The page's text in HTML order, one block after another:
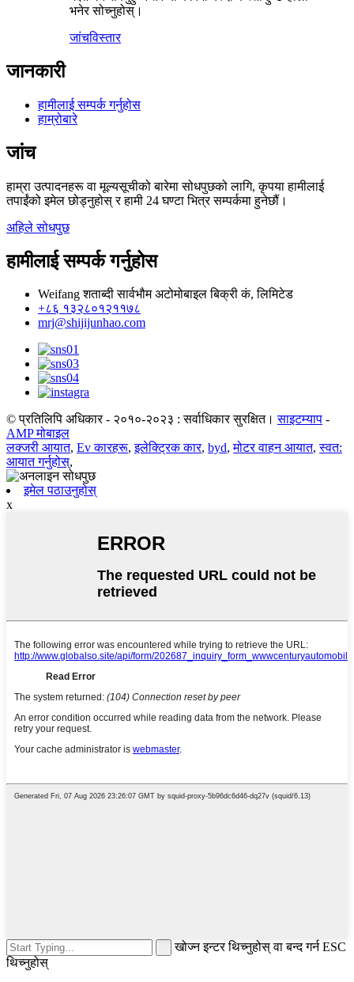
भनेर सोच्नुहोस्।
जांचविस्तार
जानकारी
हामीलाई सम्पर्क गर्नुहोस
हाम्रोबारे
जांच
हाम्रा उत्पादनहरू वा मूल्यसूचीको बारेमा सोधपुछको लागि, कृपया हामीलाई
तपाईंको इमेल छोड्नुहोस् र हामी 24 घण्टा भित्र सम्पर्कमा हुनेछौं।
अहिले सोधपुछ
हामीलाई सम्पर्क गर्नुहोस
Weifang शताब्दी सार्वभौम अटोमोबाइल बिक्री कं, लिमिटेड
+८६ १३२८०१२११७८
mrj@shijijunhao.com
© प्रतिलिपि अधिकार - २०१०-२०२३ : सर्वाधिकार सुरक्षित। साइटम्याप -
AMP मोबाइल
लक्जरी आयात, Ev कारहरू,इलेक्ट्रिक कार, byd,मोटर वाहन आयात,स्वत:
आयात गर्नुहोस्,
इमेल पठाउनुहोस्
x
खोज्न इन्टर थिच्नुहोस् वा बन्द गर्न ESC
थिच्नुहोस्